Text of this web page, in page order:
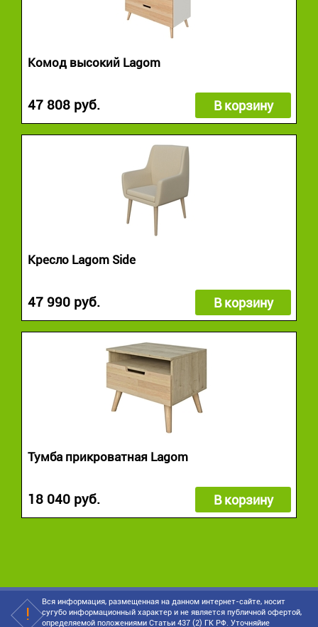
Комод высокий Lagom
47 808 руб. В корзину
Кресло Lagom Side
47 990 руб. В корзину
Тумба прикроватная Lagom
18 040 руб. В корзину
Вся информация, размещенная на данном интернет-сайте, носит
сугубо информационный характер и не является публичной офертой,
определяемой положениями Статьи 437 (2) ГК РФ. Уточняйие